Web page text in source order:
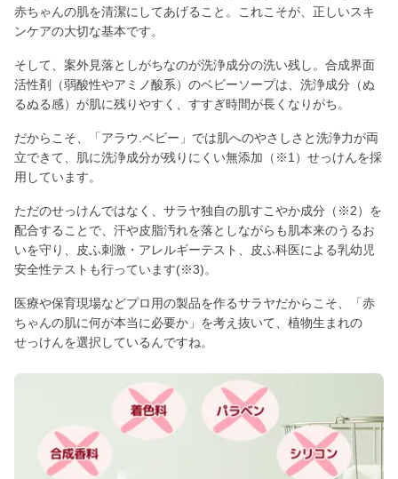
赤ちゃんの肌を清潔にしてあげること。これこそが、正しいスキ
ンケアの大切な基本です。
そして、案外見落としがちなのが洗浄成分の洗い残し。合成界面
活性剤（弱酸性やアミノ酸系）のベビーソープは、洗浄成分（ぬ
るぬる感）が肌に残りやすく、すすぎ時間が長くなりがち。
だからこそ、「アラウ.ベビー」では肌へのやさしさと洗浄力が両
立できて、肌に洗浄成分が残りにくい無添加（※1）せっけんを採
用しています。
ただのせっけんではなく、サラヤ独自の肌すこやか成分（※2）を
配合することで、汗や皮脂汚れを落としながらも肌本来のうるお
いを守り、皮ふ刺激・アレルギーテスト、皮ふ科医による乳幼児
安全性テストも行っています(※3)。
医療や保育現場などプロ用の製品を作るサラヤだからこそ、「赤
ちゃんの肌に何が本当に必要か」を考え抜いて、植物生まれの
せっけんを選択しているんですね。